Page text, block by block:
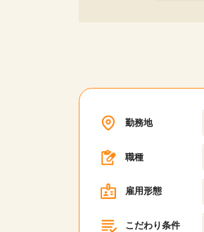
勤務地
職種
雇用形態
こだわり条件